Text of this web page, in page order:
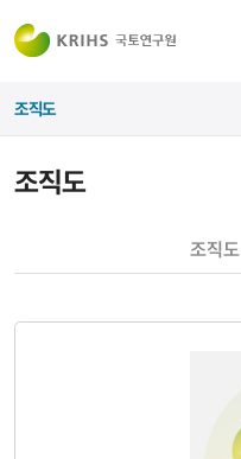
조직도
조직도
조직도